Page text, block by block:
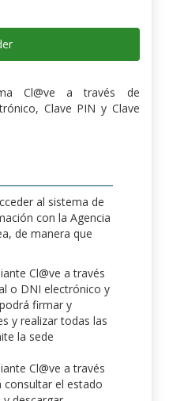
Cl@ve a través de
Clave PIN y Clave
al sistema de
con la Agencia
de manera que
Cl@ve a través
o DNI electrónico y
firmar y
y realizar todas las
la sede
Cl@ve a través
consultar el estado